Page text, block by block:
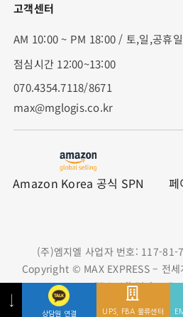
고객센터
AM 10:00 ~ PM 18:00 / 토,일,공휴
점심시간 12:00~13:00
070.4354.7118/8671
max@mglogis.co.kr
Amazon Korea 공식 SPN 페
(주)엠지엘 사업자 번호: 117-81-
Copyright © MAX EXPRESS – 전세
FBA. All Rights
상담원 연결 UPS, FBA 물류센터